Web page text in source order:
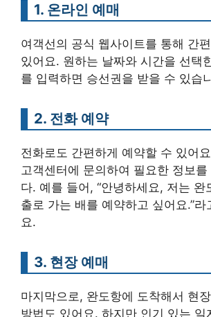
1. 온라인 예매
여객선의 공식 웹사이트를 통해 간
있어요. 원하는 날짜와 시간을 선택
를 입력하면 승선권을 받을 수 있습
2. 전화 예약
전화로도 간편하게 예약할 수 있어
고객센터에 문의하여 필요한 정보를
다. 예를 들어, “안녕하세요, 저는 완
출로 가는 배를 예약하고 싶어요.”라
요.
3. 현장 예매
마지막으로, 완도항에 도착해서 현
방법도 있어요. 하지만 인기 있는 일